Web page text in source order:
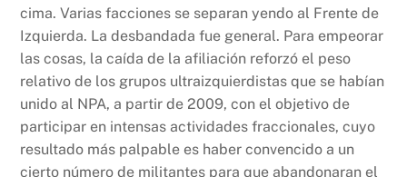
cima. Varias facciones se separan yendo al Frente de
Izquierda. La desbandada fue general. Para empeorar
las cosas, la caída de la afiliación reforzó el peso
relativo de los grupos ultraizquierdistas que se habían
unido al NPA, a partir de 2009, con el objetivo de
participar en intensas actividades fraccionales, cuyo
resultado más palpable es haber convencido a un
cierto número de militantes para que abandonaran el